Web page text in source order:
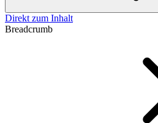
Direkt zum Inhalt
Breadcrumb